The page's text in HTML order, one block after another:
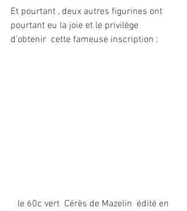
Et pourtant , deux autres figurines ont
pourtant eu la joie et le privilège
d'obtenir  cette fameuse inscription :